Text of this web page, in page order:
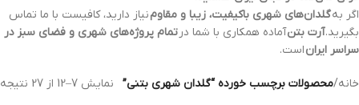
اگر بهگلدان‌های شهری باکیفیت، زیبا و مقاومنیاز دارید، کافیست با ما تماس
بگیرید.آرت بتنآماده همکاری با شما درتمام پروژه‌های شهری و فضای سبز در
سراسر ایراناست.
خانه/محصولات برچسب خورده “گلدان شهری بتنی” نمایش 7–12 از 27 نتیجه